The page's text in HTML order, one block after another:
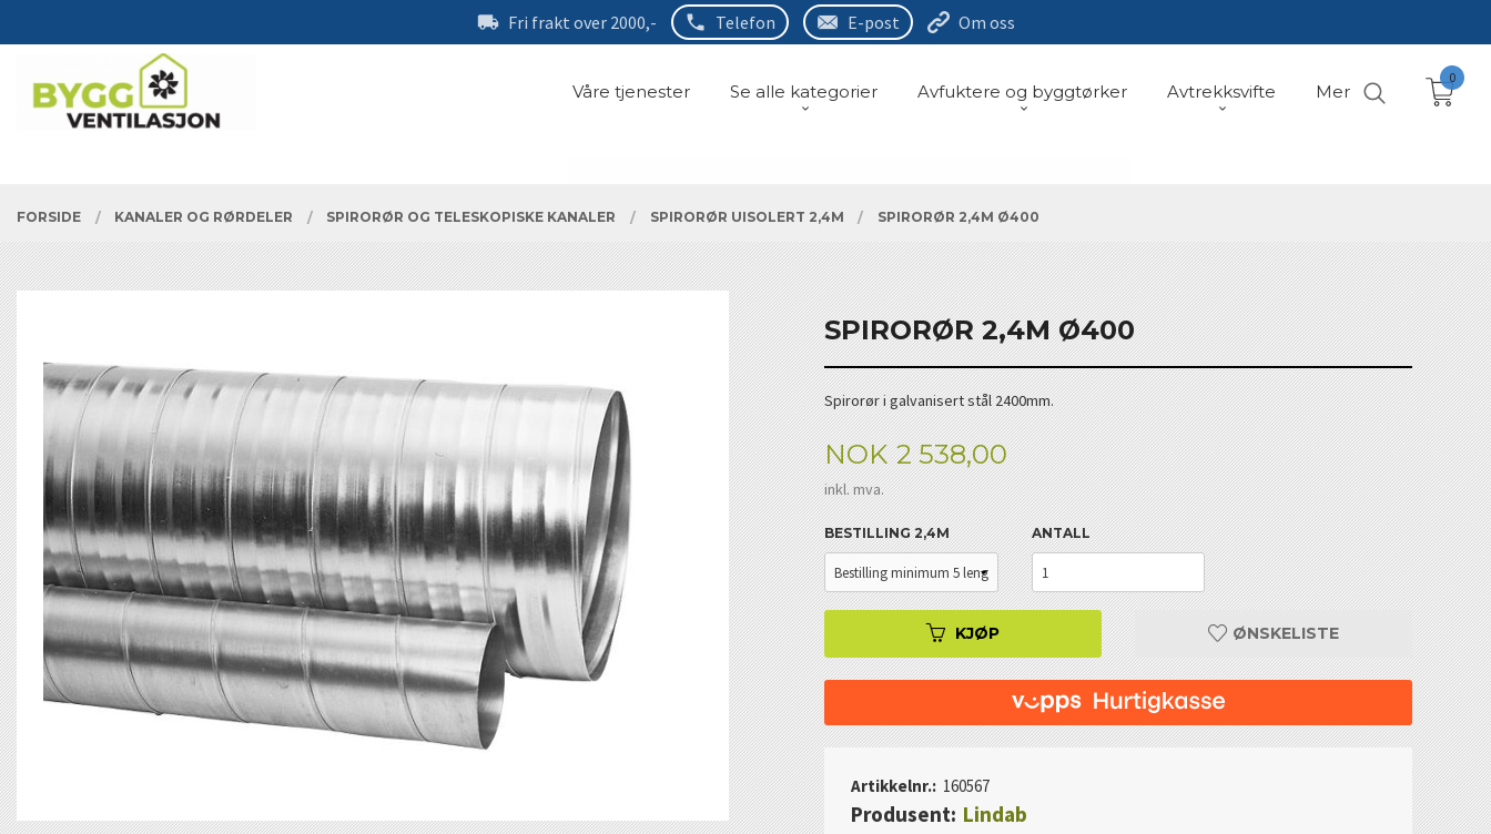
til
Fri frakt over 2000,- Telefon E-post Om oss
PRODUKTER
Våre tjenester Se alle kategorier Avfuktere og byggtørker Avtrekksvifte Mer
0
FORSIDE KANALER OG RØRDELER SPIRORØR OG TELESKOPISKE KANALER SPIRORØR UISOLERT 2,4M SPIRORØR 2,4M Ø400
SPIRORØR 2,4M Ø400
Spirorør i galvanisert stål 2400mm.
Pris
NOK 2 538,00
inkl. mva.
BESTILLING 2,4M ANTALL
KJØP ØNSKELISTE
Artikkelnr.: 160567
Produsent: Lindab